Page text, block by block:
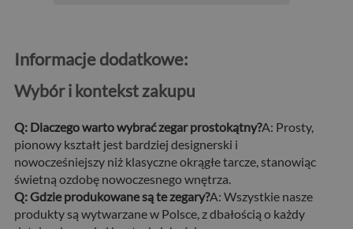
Informacje dodatkowe:
Wybór i kontekst zakupu
Q: Dlaczego warto wybrać zegar prostokątny?A: Prosty,
pionowy kształt jest bardziej designerski i
nowocześniejszy niż klasyczne okrągłe tarcze, stanowiąc
świetną ozdobę nowoczesnego wnętrza.
Q: Gdzie produkowane są te zegary?A: Wszystkie nasze
produkty są wytwarzane w Polsce, z dbałością o każdy